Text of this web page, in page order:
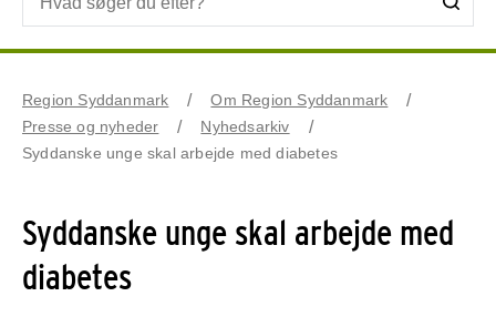
Region Syddanmark
Om Region Syddanmark
Presse og nyheder
Nyhedsarkiv
Syddanske unge skal arbejde med diabetes
Syddanske unge skal arbejde med
diabetes